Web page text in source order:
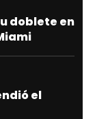
doblete en
el